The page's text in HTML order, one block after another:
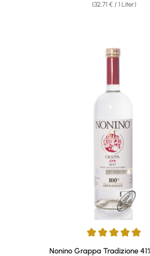
(32,71 € / 1 Liter)
Durchschnittliche Bewertung von
Nonino Grappa Tradizione